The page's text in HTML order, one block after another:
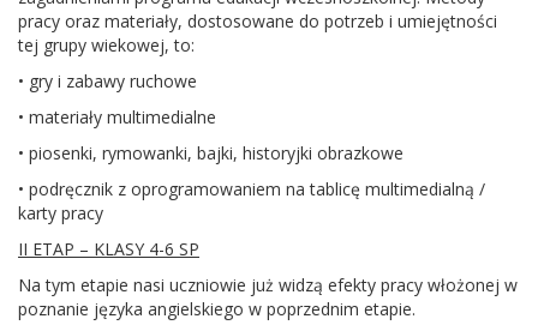
pracy oraz materiały, dostosowane do potrzeb i umiejętności
tej grupy wiekowej, to:
• gry i zabawy ruchowe
• materiały multimedialne
• piosenki, rymowanki, bajki, historyjki obrazkowe
• podręcznik z oprogramowaniem na tablicę multimedialną /
karty pracy
II ETAP – KLASY 4-6 SP
Na tym etapie nasi uczniowie już widzą efekty pracy włożonej w
poznanie języka angielskiego w poprzednim etapie.